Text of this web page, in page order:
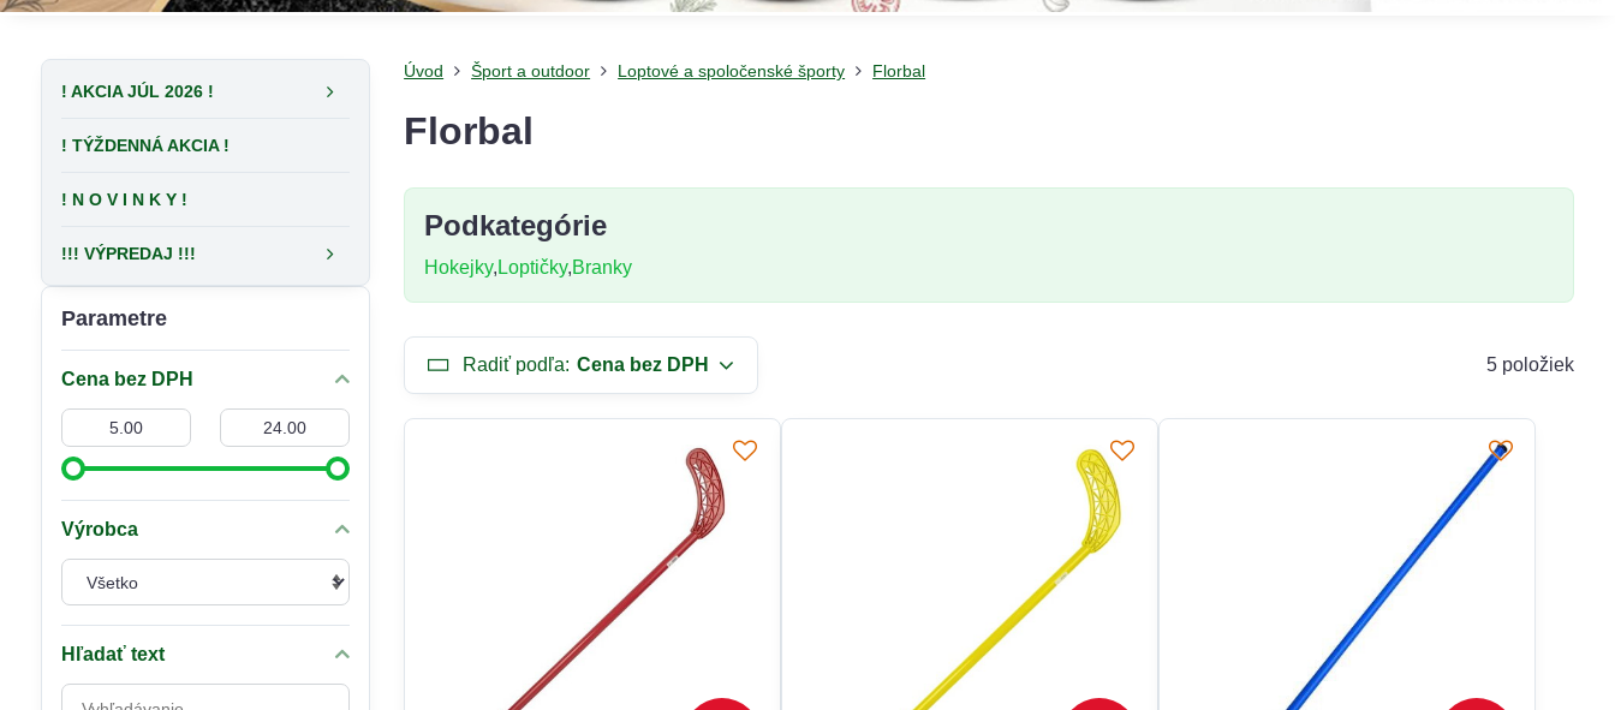
Úvod Šport a outdoor Loptové a spoločenské športy Florbal
Florbal
Podkategórie
Hokejky Loptičky Branky
Radiť podľa: Cena bez DPH 5 položiek
Parametre
Cena bez DPH
Od: Do:
Výrobca
Hľadať text
Prehľadať
! AKCIA JÚL 2026 !
! TÝŽDENNÁ AKCIA !
! N O V I N K Y !
!!! VÝPREDAJ !!!